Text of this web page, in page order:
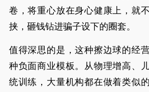
卷，将重心放在身心健康上，就
挟，砸钱钻进骗子设下的圈套。
值得深思的是，这种擦边球的经
种负面商业模板。从物理增高、
统训练，大量机构都在做着类似